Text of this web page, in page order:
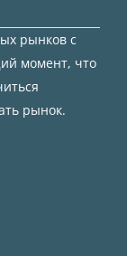
рынков с
момент, что
рынок.